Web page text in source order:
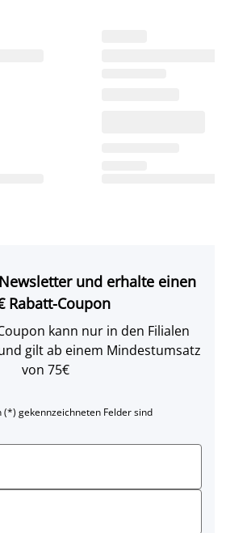
und erhalte einen
Rabatt-Coupon
kann nur in den Filialen
gilt ab einem Mindestumsatz
von 75€
gekennzeichneten Felder sind